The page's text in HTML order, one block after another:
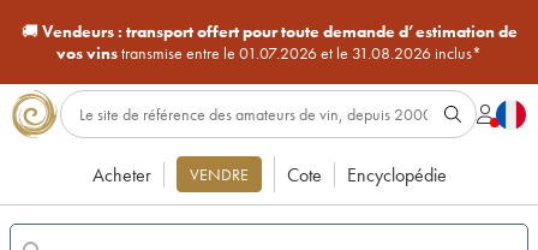
🚚Vendeurs : transport offert pour toute demande d’estimation de
vos vinstransmise entre le 01.07.2026 et le 31.08.2026 inclus*
Acheter VENDRE Cote Encyclopédie